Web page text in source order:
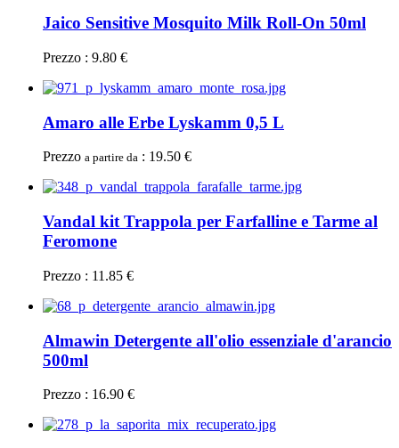
Jaico Sensitive Mosquito Milk Roll-On 50ml
Prezzo : 9.80 €
Amaro alle Erbe Lyskamm 0,5 L
Prezzo a partire da : 19.50 €
Vandal kit Trappola per Farfalline e Tarme al
Feromone
Prezzo : 11.85 €
Almawin Detergente all'olio essenziale d'arancio
500ml
Prezzo : 16.90 €